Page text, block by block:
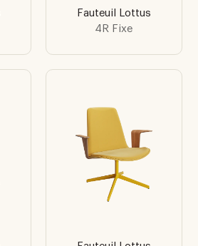
Fauteuil Lottus
4R Fixe